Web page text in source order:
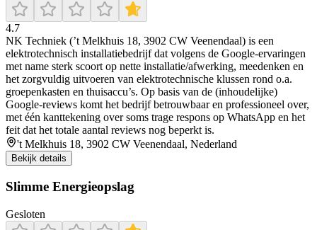
4.7
NK Techniek (’t Melkhuis 18, 3902 CW Veenendaal) is een
elektrotechnisch installatiebedrijf dat volgens de Google-ervaringen
met name sterk scoort op nette installatie/afwerking, meedenken en
het zorgvuldig uitvoeren van elektrotechnische klussen rond o.a.
groepenkasten en thuisaccu’s. Op basis van de (inhoudelijke)
Google-reviews komt het bedrijf betrouwbaar en professioneel over,
met één kanttekening over soms trage respons op WhatsApp en het
feit dat het totale aantal reviews nog beperkt is.
't Melkhuis 18, 3902 CW Veenendaal, Nederland
Bekijk details
Slimme Energieopslag
Gesloten